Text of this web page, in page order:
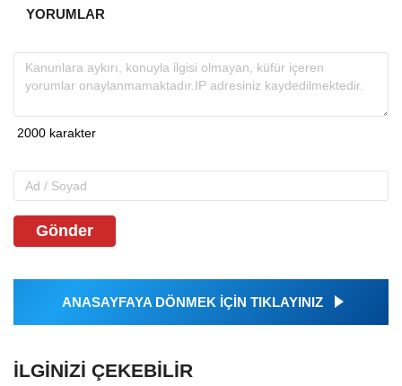
YORUMLAR
Gönder
ANASAYFAYA DÖNMEK İÇİN TIKLAYINIZ
İLGINIZI ÇEKEBILIR